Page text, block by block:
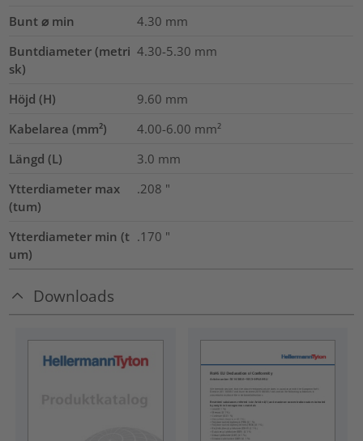
Bunt ⌀ min
4.30 mm
Buntdiameter (metri
sk)
4.30-5.30 mm
Höjd (H) 9.60 mm
Kabelarea (mm²)
4.00-6.00 mm²
Längd (L)
3.0 mm
Ytterdiameter max
(tum)
.208 "
Ytterdiameter min (t
um)
.170 "
Downloads